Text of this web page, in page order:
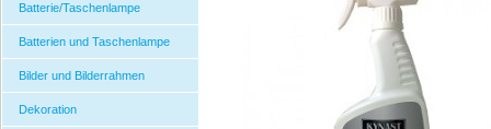
Batterie/Taschenlampe
Batterien und Taschenlampe
Bilder und Bilderrahmen
Dekoration